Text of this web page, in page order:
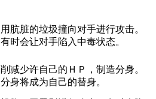
用肮脏的垃圾撞向对手进行攻击。
有时会让对手陷入中毒状态。
削减少许自己的ＨＰ，制造分身。
分身将成为自己的替身。